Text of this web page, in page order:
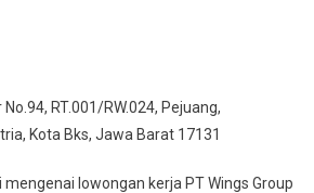
RT.001/RW.024, Pejuang,
Kota Bks, Jawa Barat 17131
lowongan kerja PT Wings Group